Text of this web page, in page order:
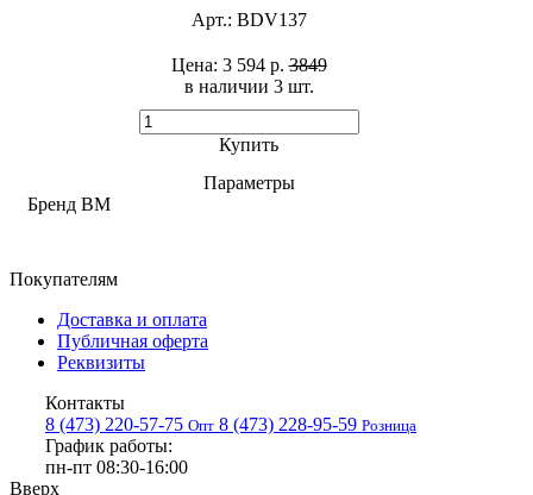
Арт.: BDV137
в наличии 3 шт. ​
Цена: 3 594 р.3849
Купить
Параметры
Бренд BM
Покупателям
Доставка и оплата
Публичная оферта
Реквизиты
Контакты
8 (473) 220-57-75 Опт 8 (473) 228-95-59 Розница
График работы:
пн-пт 08:30-16:00
Вверх